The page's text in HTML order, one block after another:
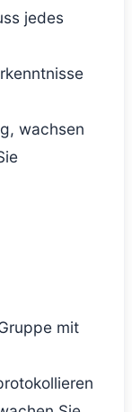
jedes
wachsen
mit